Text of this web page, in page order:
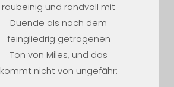
raubeinig und randvoll mit
Duende als nach dem
feingliedrig getragenen
Ton von Miles, und das
kommt nicht von ungefähr: